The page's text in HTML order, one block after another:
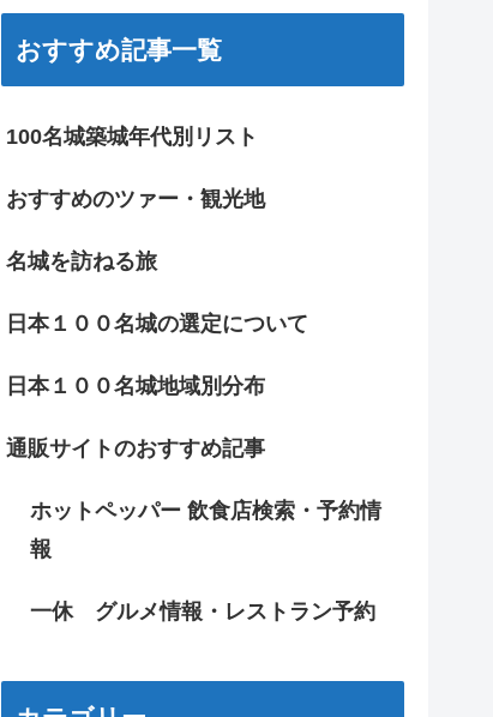
おすすめ記事一覧
100名城築城年代別リスト
おすすめのツァー・観光地
名城を訪ねる旅
日本１００名城の選定について
日本１００名城地域別分布
通販サイトのおすすめ記事
ホットペッパー 飲食店検索・予約情
報
一休 グルメ情報・レストラン予約